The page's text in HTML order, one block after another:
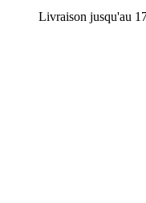
Livraison jusqu'au